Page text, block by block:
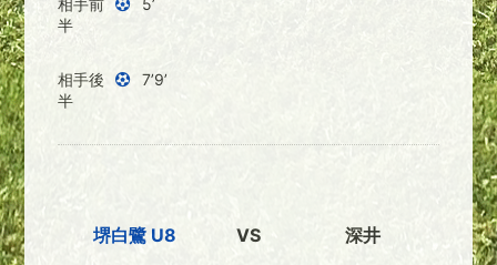
相手前
半
5’
相手後
半
7’9’
堺白鷺 U8 VS 深井